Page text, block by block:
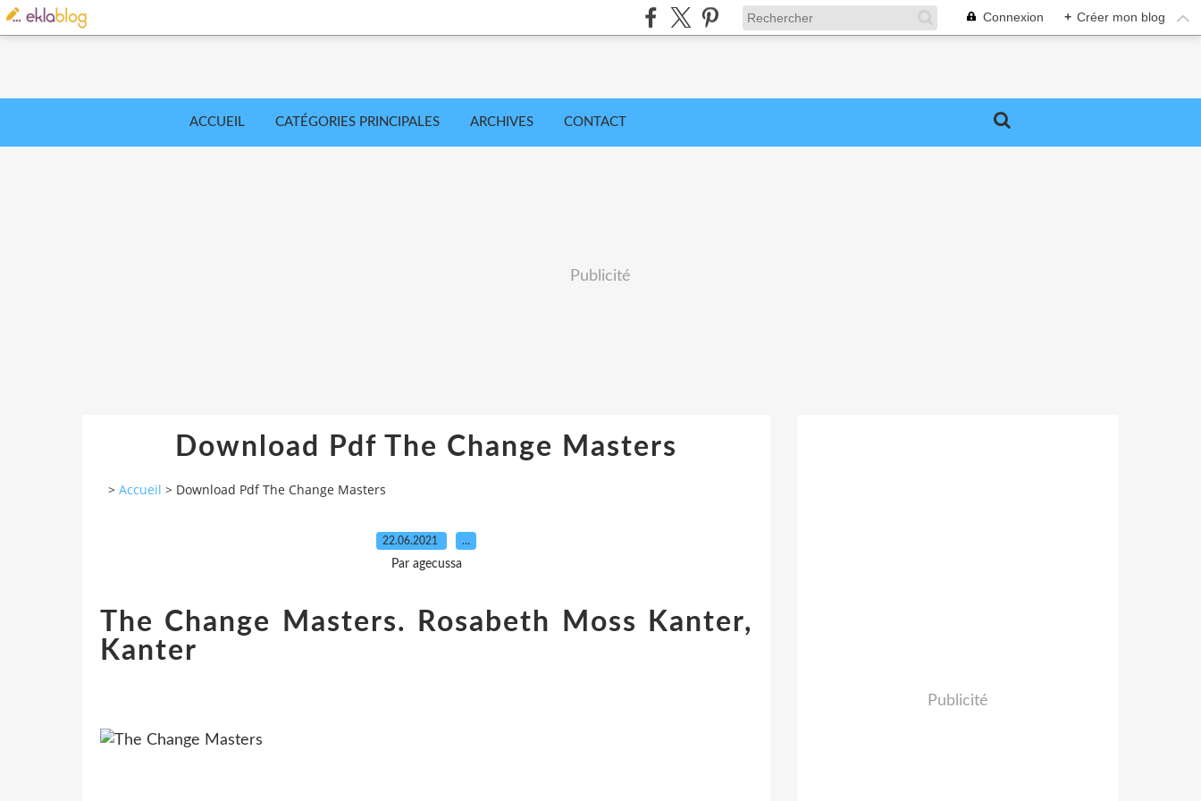
Connexion + Créer mon blog
ACCUEIL CATÉGORIES PRINCIPALES ARCHIVES CONTACT
Publicité
Download Pdf The Change Masters
> Accueil > Download Pdf The Change Masters
22.06.2021 …
Par agecussa
The Change Masters. Rosabeth Moss Kanter,
Kanter
Publicité